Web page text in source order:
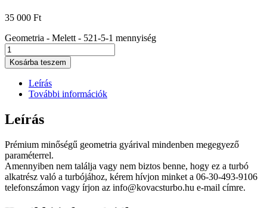
35 000 Ft
Geometria - Melett - 521-5-1 mennyiség
Kosárba teszem
Leírás
További információk
Leírás
Prémium minőségű geometria gyárival mindenben megegyező
paraméterrel.
Amennyiben nem találja vagy nem biztos benne, hogy ez a turbó
alkatrész való a turbójához, kérem hívjon minket a 06-30-493-9106
telefonszámon vagy írjon az info@kovacsturbo.hu e-mail címre.